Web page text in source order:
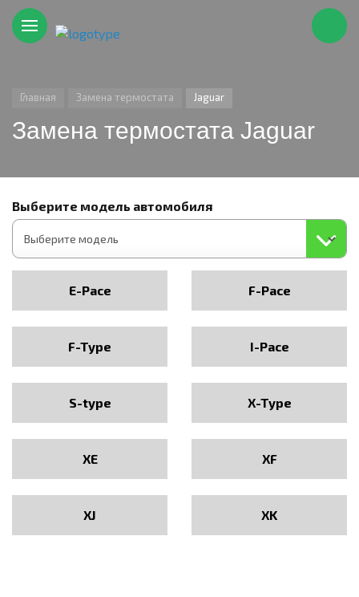
Главная Замена термостата Jaguar
Замена термостата Jaguar
Выберите модель автомобиля
E-Pace F-Pace
F-Type I-Pace
S-type X-Type
XE XF
XJ XK